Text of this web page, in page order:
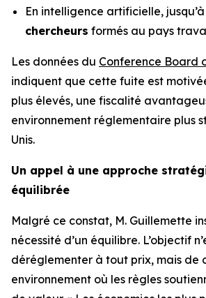
En intelligence artificielle, jusqu’à
chercheurs formés au pays
Les données du Conference Board
indiquent que cette fuite est
plus élevés, une fiscalité
environnement réglementaire plus
Unis.
Un appel à une approche
équilibrée
Malgré ce constat, M. Guillemette
nécessité d’un équilibre. L’objectif
déréglementer à tout prix, mais de
environnement où les règles